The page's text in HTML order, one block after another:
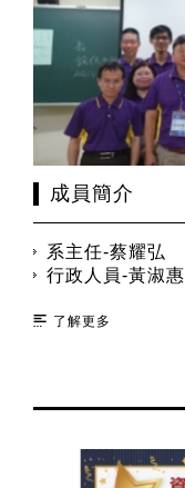
成員簡介
系主任-蔡耀弘
行政人員-黃淑惠
了解更多